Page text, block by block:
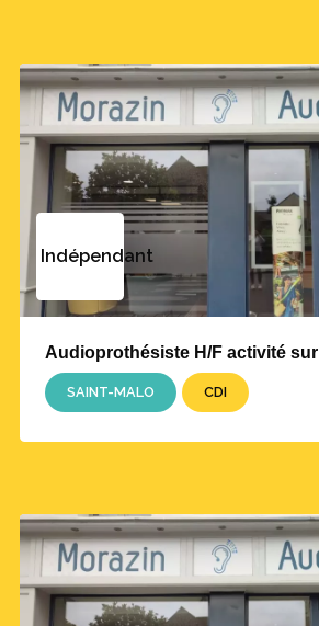
Indépendant
Audioprothésiste H/F activité
SAINT-MALO CDI